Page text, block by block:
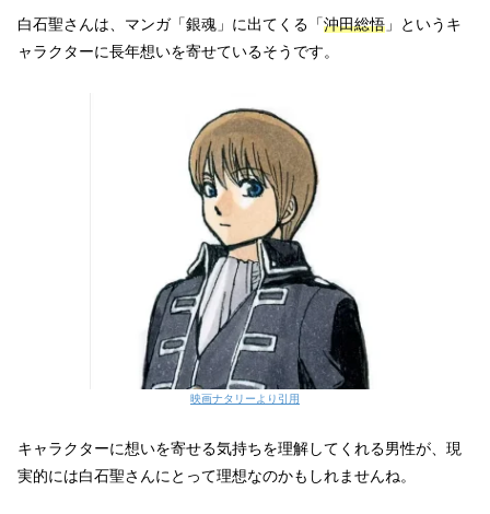
白石聖さんは、マンガ「銀魂」に出てくる「沖田総悟 」というキ
ャラクターに長年想いを寄せているそうです。
映画ナタリーより引用
キャラクターに想いを寄せる気持ちを理解してくれる男性が、現
実的には白石聖さんにとって理想なのかもしれませんね。